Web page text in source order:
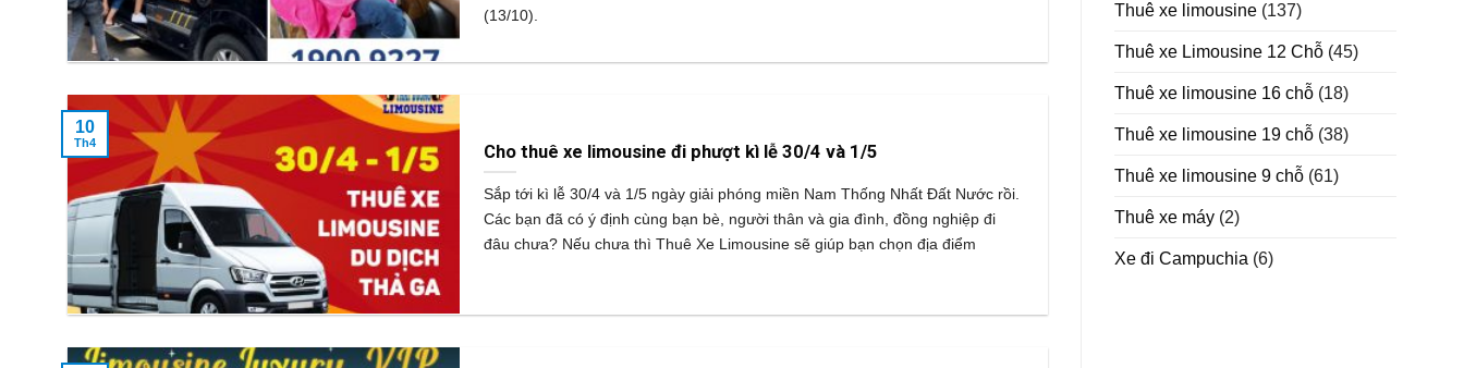
(13/10).
Cho thuê xe limousine đi phượt kì lễ 30/4 và 1/5
Sắp tới kì lễ 30/4 và 1/5 ngày giải phóng miền Nam Thống Nhất Đất Nước rồi.
Các bạn đã có ý định cùng bạn bè, người thân và gia đình, đồng nghiệp đi
đâu chưa? Nếu chưa thì Thuê Xe Limousine sẽ giúp bạn chọn địa điểm
10
Th4
Thuê xe limousine (137)
Thuê xe Limousine 12 Chỗ (45)
Thuê xe limousine 16 chỗ (18)
Thuê xe limousine 19 chỗ (38)
Thuê xe limousine 9 chỗ (61)
Thuê xe máy (2)
Xe đi Campuchia (6)